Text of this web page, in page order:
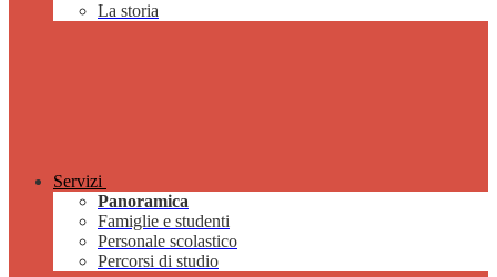
La storia
Servizi
Panoramica
Famiglie e studenti
Personale scolastico
Percorsi di studio